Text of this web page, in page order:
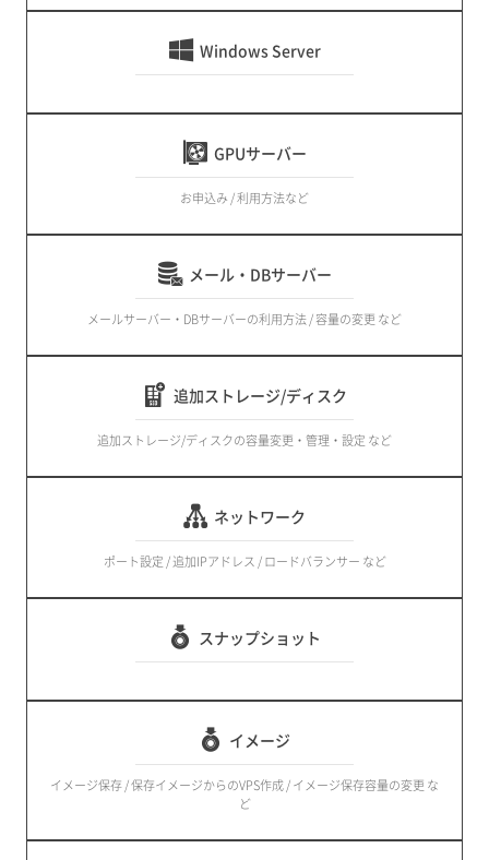
Windows Server
GPUサーバー
お申込み / 利用方法など
メール・DBサーバー
メールサーバー・DBサーバーの利用方法 / 容量の変更 など
追加ストレージ/ディスク
追加ストレージ/ディスクの容量変更・管理・設定 など
ネットワーク
ポート設定 / 追加IPアドレス / ロードバランサー など
スナップショット
イメージ
イメージ保存 / 保存イメージからのVPS作成 / イメージ保存容量の変更 な
ど